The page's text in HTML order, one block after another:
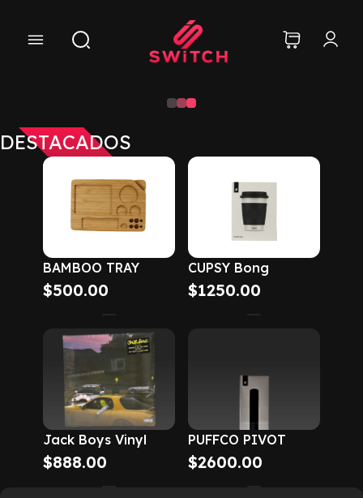
DESTACADOS
BAMBOO TRAY
$500.00
CUPSY Bong
$1250.00
Jack Boys Vinyl
$888.00
PUFFCO PIVOT
$2600.00